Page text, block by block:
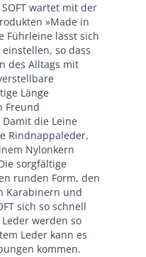
wartet mit der
»Made in
Führleine lässt sich
so dass
des Alltags mit
Länge
Freund
die Leine
Rindnappaleder,
Nylonkern
sorgfältige
runden Form, den
Karabinern und
sich so schnell
werden so
Leder kann es
kommen.